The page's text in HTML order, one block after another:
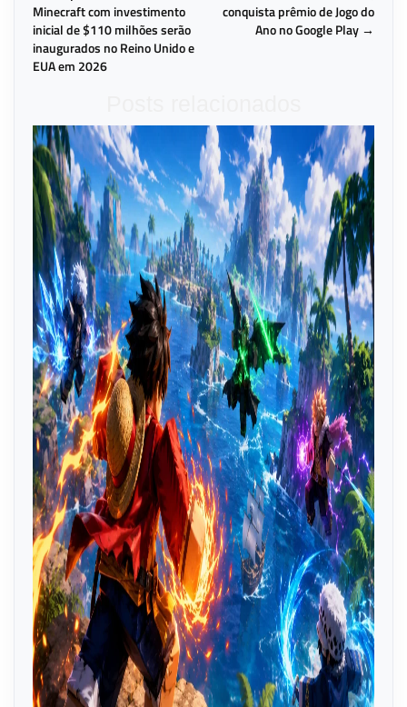
Minecraft com investimento
inicial de $110 milhões serão
inaugurados no Reino Unido e
EUA em 2026
conquista prêmio de Jogo do
Ano no Google Play →